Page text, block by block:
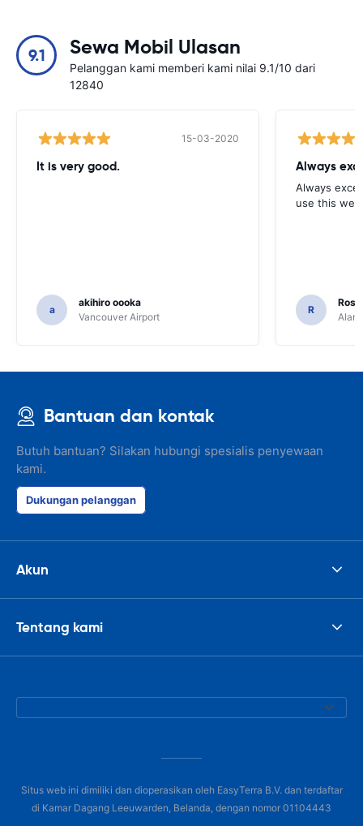
9.1 Sewa Mobil Ulasan
Pelanggan kami memberi kami nilai 9.1/10 dari
12840
15-03-2020
It is very good.
a
akihiro oooka
Vancouver Airport
Always
Always
use this
R
Bantuan dan kontak
Butuh bantuan? Silakan hubungi spesialis penyewaan
kami.
Dukungan pelanggan
Akun
Tentang kami
Situs web ini dimiliki dan dioperasikan oleh EasyTerra B.V. dan terdaftar
di Kamar Dagang Leeuwarden, Belanda, dengan nomor 01104443